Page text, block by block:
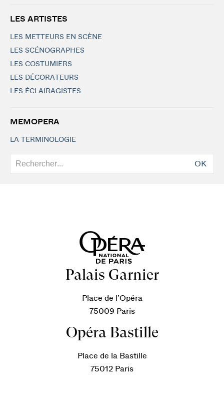
LES ARTISTES
LES METTEURS EN SCÈNE
LES SCÉNOGRAPHES
LES COSTUMIERS
LES DÉCORATEURS
LES ÉCLAIRAGISTES
MEMOPERA
LA TERMINOLOGIE
OK
Palais Garnier
Place de l’Opéra
75009 Paris
Opéra Bastille
Place de la Bastille
75012 Paris